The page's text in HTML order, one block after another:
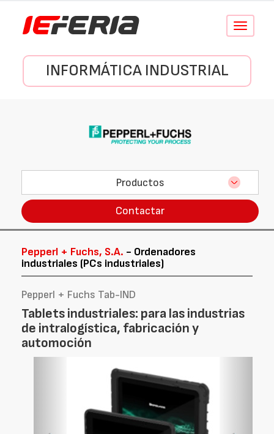
Conmutar
INFORMÁTICA INDUSTRIAL
Productos
Contactar
Pepperl + Fuchs, S.A. - Ordenadores
industriales (PCs industriales)
Pepperl + Fuchs Tab-IND
Tablets industriales: para las industrias
de intralogística, fabricación y
automoción